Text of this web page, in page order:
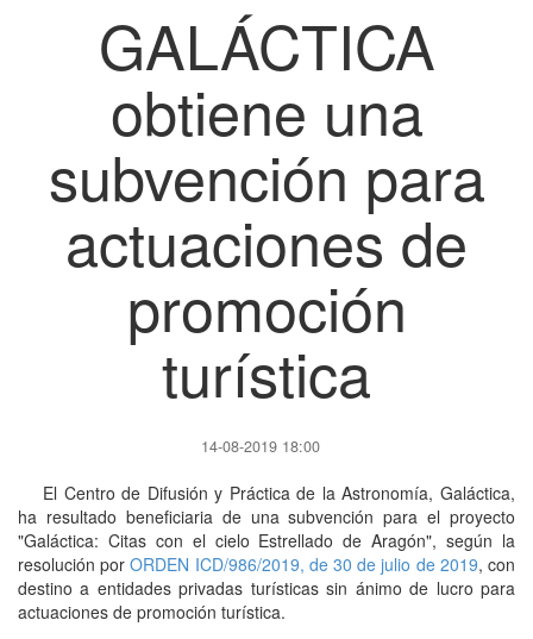
GALÁCTICA
obtiene una
subvención para
actuaciones de
promoción
turística
14-08-2019 18:00
El Centro de Difusión y Práctica de la Astronomía, Galáctica,
ha resultado beneficiaria de una subvención para el proyecto
"Galáctica: Citas con el cielo Estrellado de Aragón", según la
resolución porORDEN ICD/986/2019, de 30 de julio de 2019, con
destino a entidades privadas turísticas sin ánimo de lucro para
actuaciones de promoción turística.